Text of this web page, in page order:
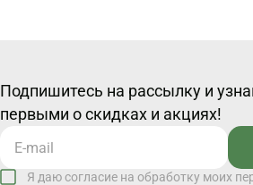
Подпишитесь на рассылку и
первыми о скидках и акциях!
Я даю согласие на обработку моих